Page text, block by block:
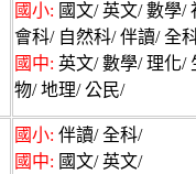
國小: 國文/ 英文/ 數學/
會科/ 自然科/ 伴讀/ 全
國中: 英文/ 數學/ 理化/
物/ 地理/ 公民/
國小: 伴讀/ 全科/
國中: 國文/ 英文/